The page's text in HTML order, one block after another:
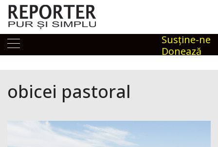
Skip
content
Susţine-ne
Donează
obicei pastoral